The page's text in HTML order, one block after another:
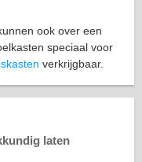
ook over een
speciaal voor
verkrijgbaar.
laten